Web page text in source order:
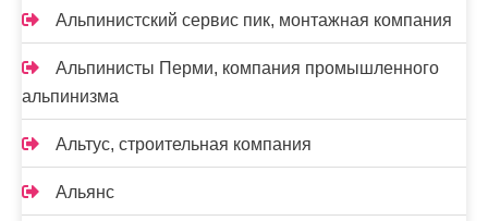
Альпинистский сервис пик, монтажная компания
Альпинисты Перми, компания промышленного
альпинизма
Альтус, строительная компания
Альянс